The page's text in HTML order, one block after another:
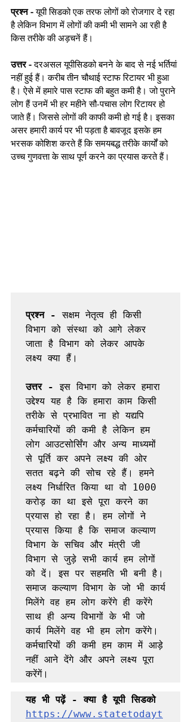
प्रश्न - यूपी सिडको एक तरफ लोगों को रोजगार दे रहा
है लेकिन विभाग में लोगों की कमी भी सामने आ रही है
किस तरीके की अड़चनें हैं।
उत्तर - दरअसल यूपीसिडको बनने के बाद से नई भर्तियां
नहीं हुई हैं। करीब तीन चौथाई स्टाफ रिटायर भी हुआ
है। ऐसे में हमारे पास स्टाफ की बहुत कमी है। जो पुराने
लोग हैं उनमें भी हर महीने सौ-पचास लोग रिटायर हो
जाते हैं। जिससे लोगों की काफी कमी हो गई है। इसका
असर हमारी कार्य पर भी पड़ता है बावजूद इसके हम
भरसक कोशिश करते हैं कि समयबद्ध तरीके कार्यों को
उच्च गुणवत्ता के साथ पूर्ण करने का प्रयास करते हैं।
प्रश्न - सक्षम नेतृत्व ही किसी
विभाग को संस्था को आगे लेकर
जाता है विभाग को लेकर आपके
लक्ष्य क्या हैं।
उत्तर - इस विभाग को लेकर हमारा
उद्देश्य यह है कि हमारा काम किसी
तरीके से प्रभावित ना हो यद्यपि
कर्मचारियों की कमी है लेकिन हम
लोग आउटसोर्सिंग और अन्य माध्यमों
से पूर्ति कर अपने लक्ष्य की ओर
सतत बढ़ने की सोच रहे हैं। हमने
लक्ष्य निर्धारित किया था वो 1000
करोड़ का था इसे पूरा करने का
प्रयास हो रहा है। हम लोगों ने
प्रयास किया है कि समाज कल्याण
विभाग के सचिव और मंत्री जी
विभाग से जुड़े सभी कार्य हम लोगों
को दें। इस पर सहमति भी बनी है।
समाज कल्याण विभाग के जो भी कार्य
मिलेंगे वह हम लोग करेंगे ही करेंगे
साथ ही अन्य विभागों के भी जो
कार्य मिलेंगे वह भी हम लोग करेंगे।
कर्मचारियों की कमी हम काम में आड़े
नहीं आने देंगे और अपने लक्ष्य पूरा
https://www.statetodayt